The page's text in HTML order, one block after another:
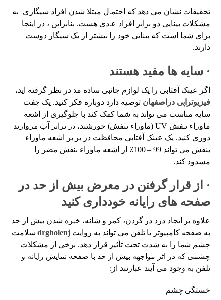
تحقیقات نشان می دهد که احتمال مبتلا شدن افراد سیگاری به
مشکلات بینایی دو برابر افراد عادی هست. بنابراین ، در اینجا
برای شما است که بینایی خود را بیشتر از یک سیگار دوست
دارند.
· سایه ها مفید هستند
اگر عینک آفتابی را یک لوازم جانبی ساده مد در نظر گرفته اید،
فیزیوتراپی دراصفهان توصیه دارد دوباره فکر کنید. یک جفت
سایه مناسب می تواند به شما کمک کند با جلوگیری از اشعه
ماوراء بنفش UV (ماوراء بنفش) خورشید، در برابر آب مروارید
دوری کنید. یک عینک آفتابی محافظت در برابر اشعه ماوراء
بنفش می تواند 99 – 100٪ از اشعه ماوراء بنفش مضر را
مسدود کند.
· از قرار گرفتن در معرض بیش از حد در
صفحه های رایانه خودداری کنید
علاوه بر ایجاد درد در گردن، کمر و شانه، خیره شدن بیش از حد
به صفحه کامپیوتر یا تلفن می تواند به روایتdrgholenjسلامت
چشم شما را به شدت تحت تأثیر قرار دهد. برخی از مشکلات
چشمی که در اثر مواجهه بیش از حد با صفحه نمایش رایانه و
تلفن به وجود می آیند عبارتند از:
خستگی چشم